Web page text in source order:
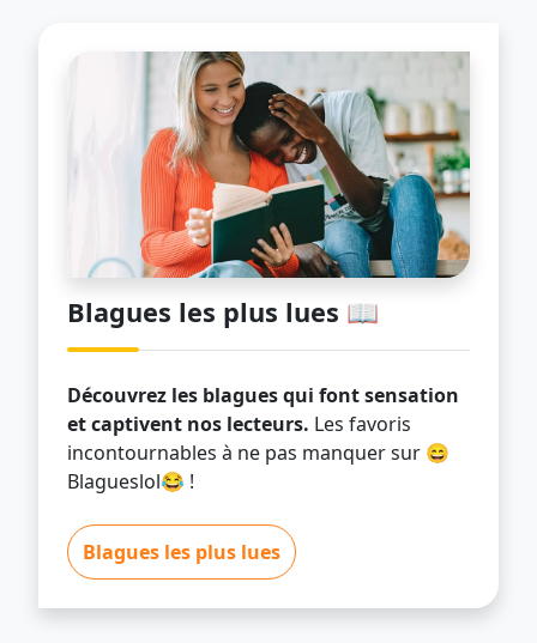
Blagues les plus lues 📖
Découvrez les blagues qui font sensation
et captivent nos lecteurs. Les favoris
incontournables à ne pas manquer sur 😄
Blagueslol😂 !
Blagues les plus lues